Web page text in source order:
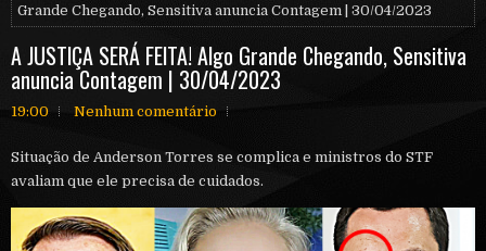
Grande Chegando, Sensitiva anuncia Contagem | 30/04/2023
A JUSTlÇA SERÁ FElTA! Algo Grande Chegando, Sensitiva
anuncia Contagem | 30/04/2023
19:00 Nenhum comentário
Situação de Anderson Torres se complica e ministros do STF
avaliam que ele precisa de cuidados.